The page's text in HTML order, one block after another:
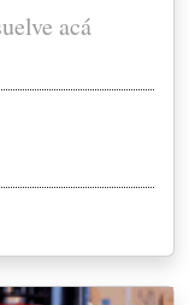
acá